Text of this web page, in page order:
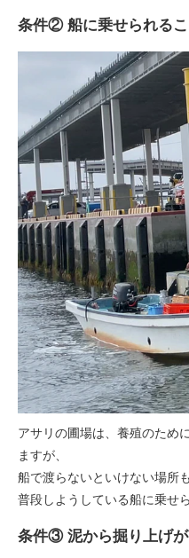
条件② 船に乗せられるこ
アサリの圃場は、養殖のため
ますが、
船で渡らないといけない場所
普段しようしている船に乗せ
条件③ 泥から掘り上げが